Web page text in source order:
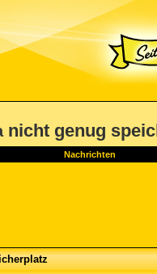
nicht genug
Nachrichten